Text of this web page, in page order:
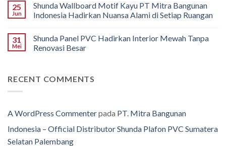
25
Jun
Shunda Wallboard Motif Kayu PT Mitra Bangunan
Indonesia Hadirkan Nuansa Alami di Setiap Ruangan
31
Mei
Shunda Panel PVC Hadirkan Interior Mewah Tanpa
Renovasi Besar
RECENT COMMENTS
A WordPress Commenterpada PT. Mitra Bangunan
Indonesia – Official Distributor Shunda Plafon PVC Sumatera
Selatan Palembang